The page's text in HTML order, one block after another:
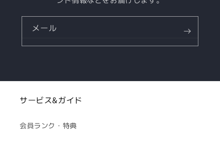
メール
サービス&ガイド
会員ランク・特典